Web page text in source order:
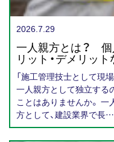
2026.7.29
一人親方とは？ 個
リット・デメリッ
「施工管理技士として現
一人親方として独立す
ことはありませんか。 一
方として、建設業界で